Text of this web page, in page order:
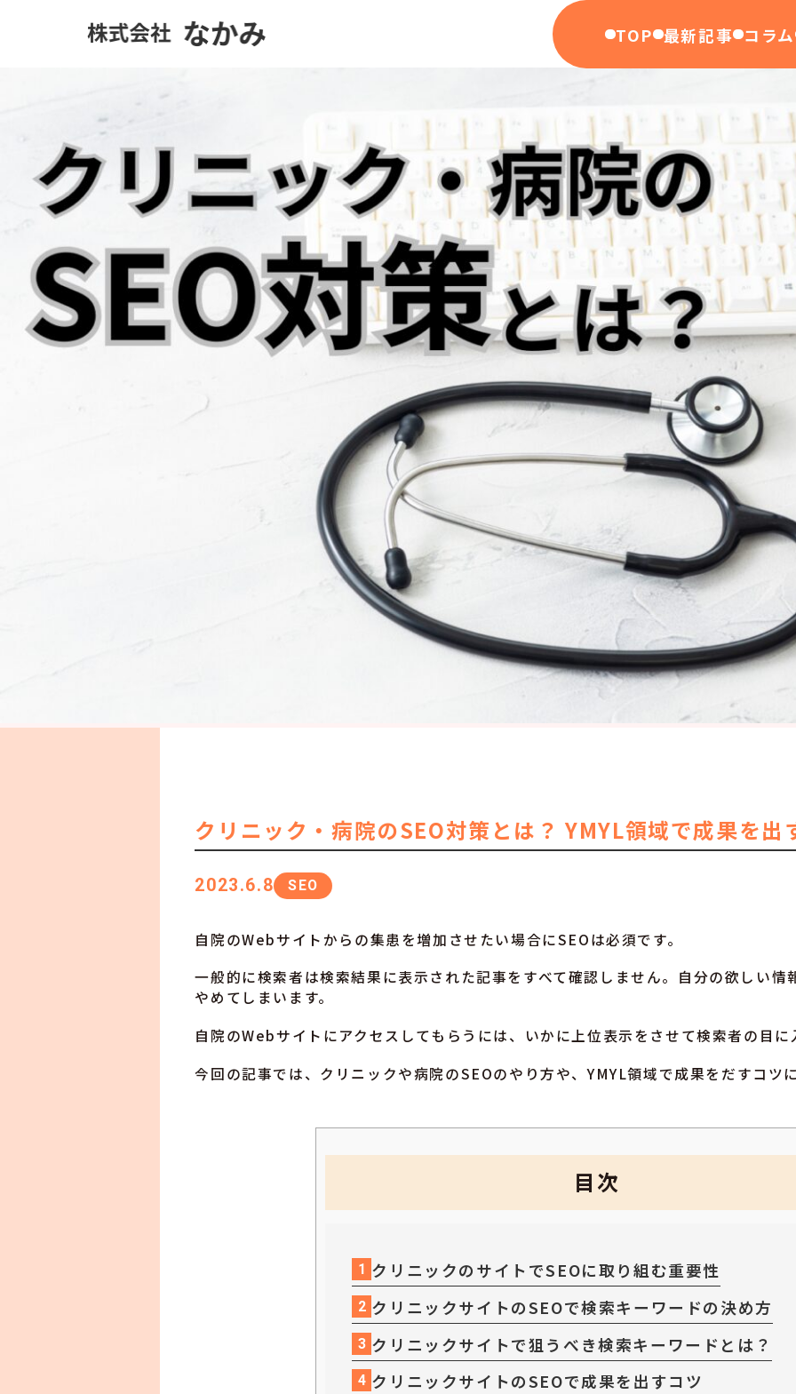
TOP 最新記事 コラム
クリニック・病院のSEO対策とは？ YMYL領域で成果を出
2023.6.8 SEO
自院のWebサイトからの集患を増加させたい場合にSEOは必須です。
一般的に検索者は検索結果に表示された記事をすべて確認しません。自分の欲しい
やめてしまいます。
自院のWebサイトにアクセスしてもらうには、いかに上位表示をさせて検索者の目
今回の記事では、クリニックや病院のSEOのやり方や、YMYL領域で成果をだすコツ
目次
1 クリニックのサイトでSEOに取り組む重要性
2 クリニックサイトのSEOで検索キーワードの決め方
3 クリニックサイトで狙うべき検索キーワードとは？
4 クリニックサイトのSEOで成果を出すコツ